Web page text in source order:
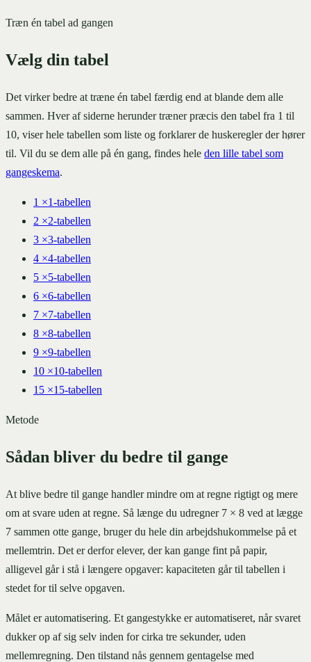
Træn én tabel ad gangen
Vælg din tabel
Det virker bedre at træne én tabel færdig end at blande dem alle
sammen. Hver af siderne herunder træner præcis den tabel fra 1 til
10, viser hele tabellen som liste og forklarer de huskeregler der hører
til. Vil du se dem alle på én gang, findes hele den lille tabel som
gangeskema.
1 ×1-tabellen
2 ×2-tabellen
3 ×3-tabellen
4 ×4-tabellen
5 ×5-tabellen
6 ×6-tabellen
7 ×7-tabellen
8 ×8-tabellen
9 ×9-tabellen
10 ×10-tabellen
15 ×15-tabellen
Metode
Sådan bliver du bedre til gange
At blive bedre til gange handler mindre om at regne rigtigt og mere
om at svare uden at regne. Så længe du udregner 7 × 8 ved at lægge
7 sammen otte gange, bruger du hele din arbejdshukommelse på et
mellemtrin. Det er derfor elever, der kan gange fint på papir,
alligevel går i stå i længere opgaver: kapaciteten går til tabellen i
stedet for til selve opgaven.
Målet er automatisering. Et gangestykke er automatiseret, når svaret
dukker op af sig selv inden for cirka tre sekunder, uden
mellemregning. Den tilstand nås gennem gentagelse med